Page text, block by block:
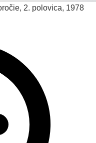
2. polovica, 1978